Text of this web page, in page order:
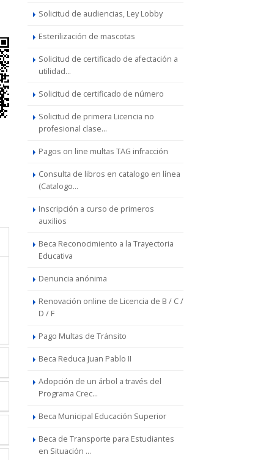
Solicitud de audiencias, Ley Lobby
Esterilización de mascotas
Solicitud de certificado de afectación a
utilidad...
Solicitud de certificado de número
Solicitud de primera Licencia no
profesional clase...
Pagos on line multas TAG infracción
Consulta de libros en catalogo en línea
(Catalogo...
Inscripción a curso de primeros
auxilios
Beca Reconocimiento a la Trayectoria
Educativa
Denuncia anónima
Renovación online de Licencia de B / C /
D / F
Pago Multas de Tránsito
Beca Reduca Juan Pablo II
Adopción de un árbol a través del
Programa Crec...
Beca Municipal Educación Superior
Beca de Transporte para Estudiantes
en Situación ...